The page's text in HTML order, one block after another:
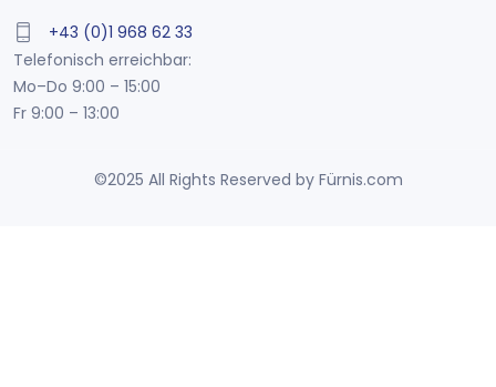
+43 (0)1 968 62 33
Telefonisch erreichbar:
Mo–Do 9:00 – 15:00
Fr 9:00 – 13:00
©2025 All Rights Reserved by Fürnis.com